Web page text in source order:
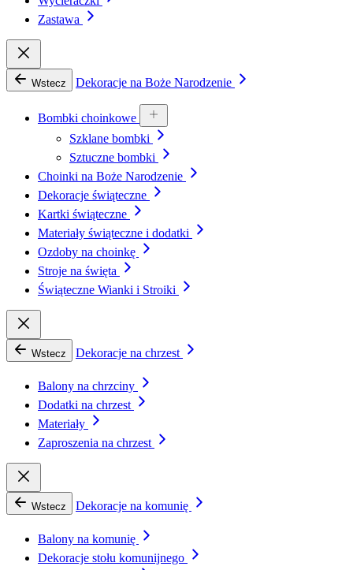
Zastawa
Wstecz Dekoracje na Boże Narodzenie
Bombki choinkowe
Szklane bombki
Sztuczne bombki
Choinki na Boże Narodzenie
Dekoracje świąteczne
Kartki świąteczne
Materiały świąteczne i dodatki
Ozdoby na choinkę
Stroje na święta
Świąteczne Wianki i Stroiki
Wstecz Dekoracje na chrzest
Balony na chrzciny
Dodatki na chrzest
Materiały
Zaproszenia na chrzest
Wstecz Dekoracje na komunię
Balony na komunię
Dekoracje stołu komunijnego